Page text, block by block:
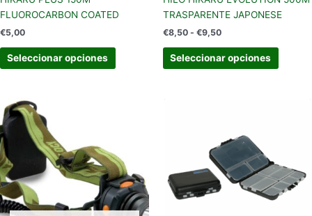
FLUOROCARBON COATED
€5,00
Seleccionar opciones
página
TRASPARENTE JAPONESE
€8,50 - €9,50
Seleccionar opciones
página